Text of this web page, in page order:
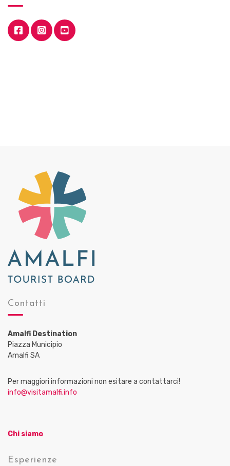
Contatti
Amalfi Destination
Piazza Municipio
Amalfi SA
Per maggiori informazioni non esitare a contattarci!
info@visitamalfi.info
Chi siamo
Esperienze